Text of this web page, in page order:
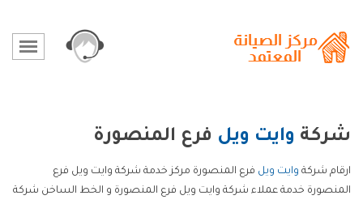
شركة وايت ويل فرع المنصورة
ارقام شركة وايت ويل فرع المنصورة مركز خدمة شركة وايت ويل فرع
المنصورة خدمة عملاء شركة وايت ويل فرع المنصورة و الخط الساخن شركة